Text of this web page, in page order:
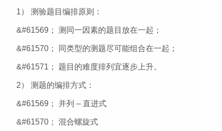
1） 测验题目编排原则：
&#61569； 测同一因素的题目放在一起；
&#61570； 同类型的测题尽可能组合在一起；
&#61571； 题目的难度排列宜逐步上升。
2） 测题的编排方式：
&#61569； 并列 – 直进式
&#61570； 混合螺旋式